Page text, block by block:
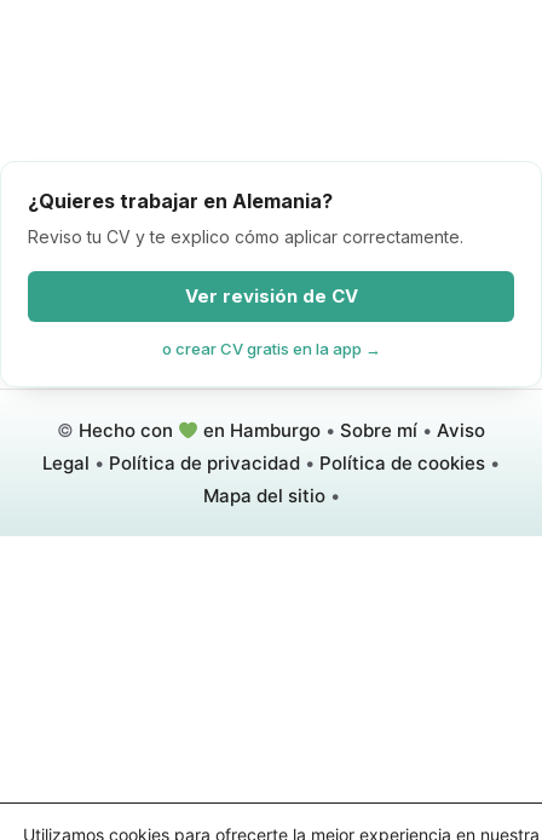
¿Quieres trabajar en Alemania?
Reviso tu CV y te explico cómo aplicar correctamente.
Ver revisión de CV
o crear CV gratis en la app →
© Hecho con en Hamburgo •Sobre mí •Aviso
Legal • Política de privacidad • Política de cookies •
Mapa del sitio•
Utilizamos cookies para ofrecerte la mejor experiencia en